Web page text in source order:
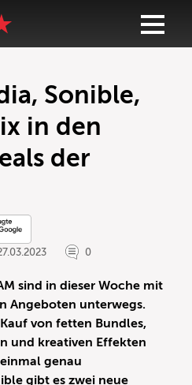
Sonible,
in den
der
0
sind in dieser Woche mit
Angeboten unterwegs.
von fetten Bundles,
und kreativen Effekten
genau
gibt es zwei neue